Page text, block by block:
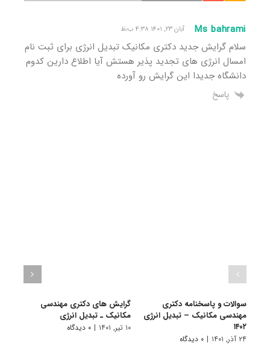
Ms bahrami آبان ۲۳, ۱۴۰۱ ۴:۳۸ ب٫ظ
سلام گرایش جدید دکتری مکانیک تبدیل انرژی برای ثبت نام
امسال انرژی های تجدید پذیر هستش آیا اطلاع دارین کدوم
دانشگاه جدیدا این گرایش رو آورده
پاسخ
سوالات و پاسخنامه دکتری
مهندسی مکانیک – تبدیل انرژی
۱۴۰۲
۲۴ آذر, ۱۴۰۱ | ۰ دیدگاه
گرایش های دکتری مهندسی
مکانیک ـ ﺗﺒﺪﻳﻞ اﻧﺮژی
۱۰ تیر, ۱۴۰۱ | ۰ دیدگاه